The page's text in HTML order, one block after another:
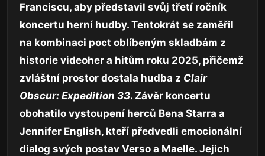
Franciscu, aby představil svůj třetí ročník
koncertu herní hudby. Tentokrát se zaměřil
na kombinaci poct oblíbeným skladbám z
historie videoher a hitům roku 2025, přičemž
zvláštní prostor dostala hudba z Clair
Obscur: Expedition 33. Závěr koncertu
obohatilo vystoupení herců Bena Starra a
Jennifer English, kteří předvedli emocionální
dialog svých postav Verso a Maelle. Jejich